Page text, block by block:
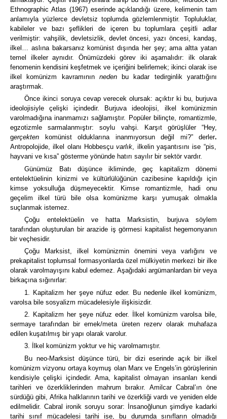
Ethnographic Atlas (1967) eserinde açıklandığı üzere, kelimenin tam
anlamıyla yüzlerce devletsiz toplumda gözlemlenmiştir.
Topluluklar,
kabileler ve bazı şeflikleri de içeren bu toplumlara çeşitli adlar
verilmiştir: vahşilik, devletsizlik, devlet öncesi, yazı öncesi, kandaş,
ilkel… aslına bakarsanız komünist dışında her şey; ama altta yatan
temel ilkeler aynıdır. Önümüzdeki görev iki aşamalıdır:
ilk olarak
fenomenin kendisini keşfetmek ve içeriğini belirlemek; ikinci olarak ise
ilkel komünizm kavramının nedenbu kadar tedirginlik yarattığını
araştırmak.
Önce ikinci soruya cevap verecek olursak: açıktır ki bu, burjuva
ideolojisiyle çelişki içindedir. Burjuva ideolojisi, ilkel komünizmin
varolmadığına inanmamızı sağlamıştır. Popüler bilinçte, romantizmle,
egzotizmle sarmalanmıştır: soylu vahşi.
Karşıt görüşlüler “Hey,
gerçekten komünist olduklarına inanmıyorsun değil mi?” derler.
Antropolojide, ilkel olanı Hobbesçuvarlık, ilkelin yaşantısını ise “pis,
hayvani ve kısa” gösterme yönünde hatırı sayılır bir sektör vardır.
Günümüz Batı düşünce ikliminde, geç kapitalizm dönemi
entelektüelinin kinizmi ve kültürlülüğünün cazibesine kapıldığı için
kimse yoksulluğa düşmeyecektir. Kimse romantizmle, hadi onu
geçelim ilkel türü bile olsa komünizme karşı yumuşak olmakla
suçlanmak istemez.
Çoğu entelektüelin ve hatta Marksistin, burjuva söylem
tarafından oluşturulan bir arazide iş görmesi kapitalist hegemonyanın
bir veçhesidir.
Çoğu Marksist, ilkel komünizmin önemini veya varlığını ve
prekapitalist toplumsal formasyonlarda özel mülkiyetin merkezi bir ilke
olarak varolmayışını kabul edemez. Aşağıdaki argümanlardan bir veya
birkaçına sığınırlar:
1. Kapitalizm her şeye nüfuz eder. Bu nedenle ilkel komünizm,
varolsa bile sosyalizm mücadelesiyle ilişkisizdir.
2. Kapitalizm her şeye nüfuz eder. İlkel komünizm varolsa bile,
sermaye tarafından bir emek/meta üreten rezerv olarak muhafaza
edilen kuşatılmış bir yapı olarak varolur.
3. İlkel komünizm yoktur ve hiç varolmamıştır.
Bu neo-Marksist düşünce türü, bir dizi eserinde açık bir ilkel
komünizm vizyonu ortaya koymuş olan Marx ve Engels’in görüşlerinin
kendisiyle çelişki içindedir. Ama, kapitalist olmayan insanları kendi
tarihleri ve özerkliklerinden mahrum bırakır. Amilcar Cabral’ın öne
sürdüğü gibi, Afrika halklarının tarihi ve özerkliği vardı ve yeniden elde
edilmelidir. Cabral ironik soruyu sorar: İnsanoğlunun şimdiye kadarki
tarihi sınıf mücadelesi tarihi ise, bu durumda sınıfların olmadığı